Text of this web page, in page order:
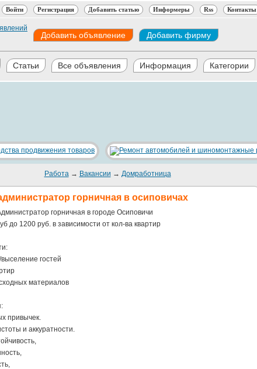
Войти Регистрация Добавить статью Информеры Rss Контакты
Добавить объявление Добавить фирму
Статьи Все объявления Информация Категории
Работа→ Вакансии → Домработница
горничная в осиповичах
горничная в городе Осиповичи
до 1200 руб. в зависимости от кол-ва квартир
гостей
материалов
привычек.
и аккуратности.